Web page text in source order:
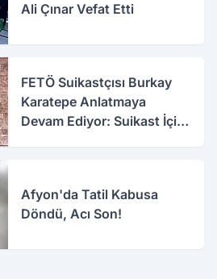
Ali Çınar Vefat Etti
FETÖ Suikastçısı Burkay
Karatepe Anlatmaya
Devam Ediyor: Suikast İçin
Afyon'da Tatil Kabusa
Döndü, Acı Son!